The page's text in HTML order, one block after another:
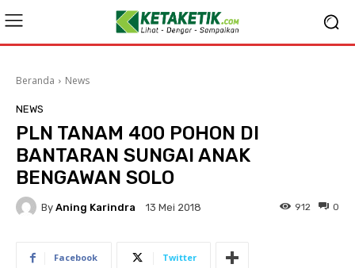
Beranda News
NEWS
PLN TANAM 400 POHON DI
BANTARAN SUNGAI ANAK
BENGAWAN SOLO
By Aning Karindra 13 Mei 2018 0
912
Facebook Twitter